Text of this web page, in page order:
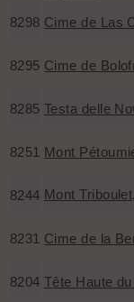
8298 Cime de Las
8295 Cime de
8285 Testa delle
8251 Mont
8244 Mont
8231 Cime de la
8204 Tête Haute